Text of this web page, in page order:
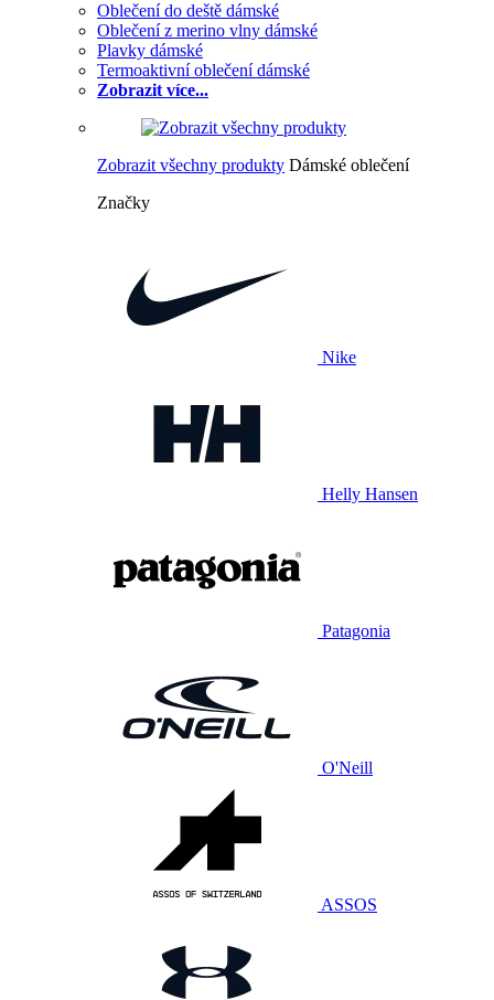
Oblečení do deště dámské
Oblečení z merino vlny dámské
Plavky dámské
Termoaktivní oblečení dámské
Zobrazit více...
Zobrazit všechny produkty Dámské oblečení
Značky
Nike
Helly Hansen
Patagonia
O'Neill
ASSOS